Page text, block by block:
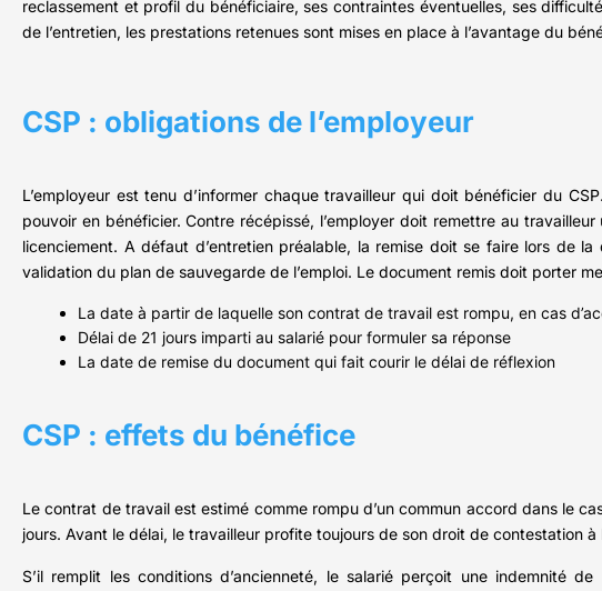
reclassement et profil du bénéficiaire, ses contraintes éventuelles, ses
de l’entretien, les prestations retenues sont mises en place à l’avantage du
CSP : obligations de l’employeur
L’employeur est tenu d’informer chaque travailleur qui doit bénéficier du
pouvoir en bénéficier. Contre récépissé, l’employer doit remettre au travailleur
licenciement. A défaut d’entretien préalable, la remise doit se faire lors de
validation du plan de sauvegarde de l’emploi. Le document remis doit porter
La date à partir de laquelle son contrat de travail est rompu, en cas
Délai de 21 jours imparti au salarié pour formuler sa réponse
La date de remise du document qui fait courir le délai de réflexion
CSP : effets du bénéfice
Le contrat de travail est estimé comme rompu d’un commun accord dans le
jours. Avant le délai, le travailleur profite toujours de son droit de contestation
S’il remplit les conditions d’ancienneté, le salarié perçoit une indemnité